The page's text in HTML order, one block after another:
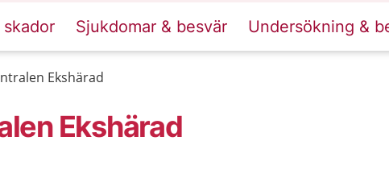
Sjukdomar & besvär Undersökning &
Ekshärad
Ekshärad